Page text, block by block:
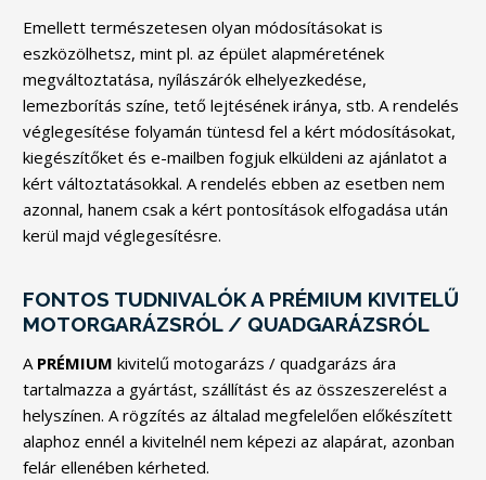
Emellett természetesen olyan módosításokat is
eszközölhetsz, mint pl. az épület alapméretének
megváltoztatása, nyílászárók elhelyezkedése,
lemezborítás színe, tető lejtésének iránya, stb. A rendelés
véglegesítése folyamán tüntesd fel a kért módosításokat,
kiegészítőket és e-mailben fogjuk elküldeni az ajánlatot a
kért változtatásokkal. A rendelés ebben az esetben nem
azonnal, hanem csak a kért pontosítások elfogadása után
kerül majd véglegesítésre.
FONTOS TUDNIVALÓK A PRÉMIUM KIVITELŰ
MOTORGARÁZSRÓL / QUADGARÁZSRÓL
A PRÉMIUM kivitelű motogarázs / quadgarázs ára
tartalmazza a gyártást, szállítást és az összeszerelést a
helyszínen. A rögzítés az általad megfelelően előkészített
alaphoz ennél a kivitelnél nem képezi az alapárat, azonban
felár ellenében kérheted.